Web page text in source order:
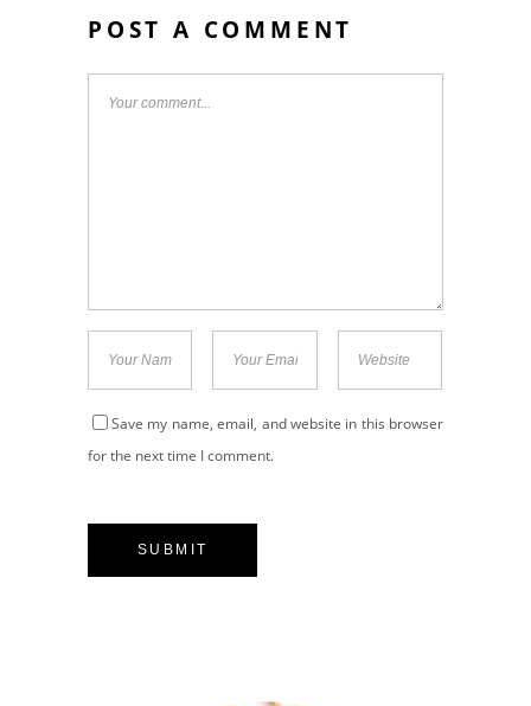
POST A COMMENT
Save my name, email, and website in this browser
for the next time I comment.